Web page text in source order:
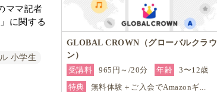
ママ記者
」に関する
小学生
GLOBAL CROWN（グローバルクラウ
ン）
受講料
965円～/20分 年齢
3〜12歳
特典
無料体験＋ご入会でAmazonギ...